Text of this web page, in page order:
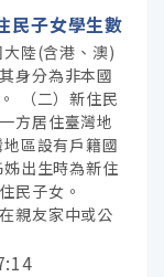
民子女學生數
陸(含港、澳)
身分為非本國
（二）新住民
方居住臺灣地
區設有戶籍國
出生時為新住
民子女。
親友家中或公